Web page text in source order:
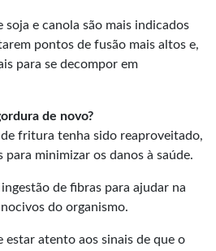
soja e canola são mais indicados
pontos de fusão mais altos e,
para se decompor em
de novo?
de fritura tenha sido reaproveitado,
minimizar os danos à saúde.
de fibras para ajudar na
do organismo.
atento aos sinais de que o